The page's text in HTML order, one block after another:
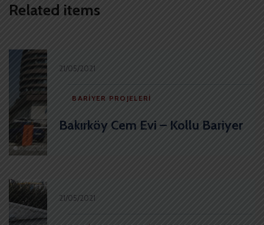
Related items
21/05/2021
BARIYER PROJELERI
Bakırköy Cem Evi – Kollu Bariyer
21/05/2021